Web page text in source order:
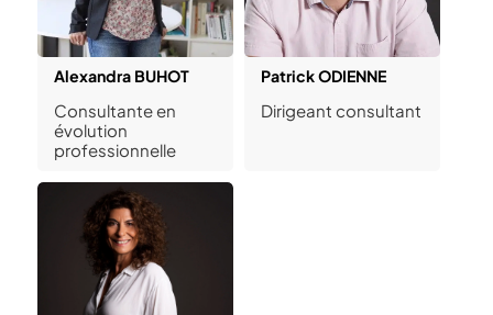
Alexandra BUHOT
Consultante en
évolution
professionnelle
Patrick ODIENNE
Dirigeant consultant